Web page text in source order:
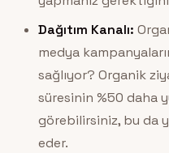
Dağıtım Kanalı:
medya
sağlıyor? Organik
süresinin %50 daha
görebilirsiniz, bu da
eder.